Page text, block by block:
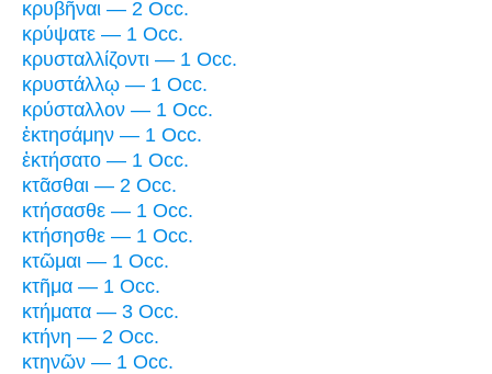
κρυβῆναι — 2 Occ.
κρύψατε — 1 Occ.
κρυσταλλίζοντι — 1 Occ.
κρυστάλλῳ — 1 Occ.
κρύσταλλον — 1 Occ.
ἐκτησάμην — 1 Occ.
ἐκτήσατο — 1 Occ.
κτᾶσθαι — 2 Occ.
κτήσασθε — 1 Occ.
κτήσησθε — 1 Occ.
κτῶμαι — 1 Occ.
κτῆμα — 1 Occ.
κτήματα — 3 Occ.
κτήνη — 2 Occ.
κτηνῶν — 1 Occ.